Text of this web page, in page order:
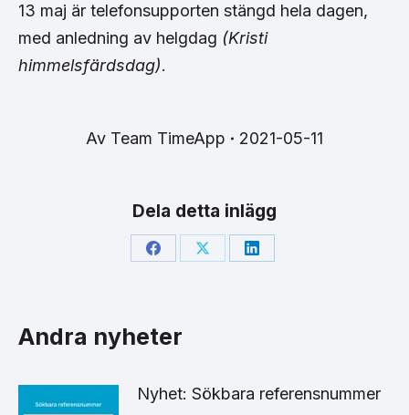
13 maj är telefonsupporten stängd hela dagen,
med anledning av helgdag (Kristi
himmelsfärdsdag).
Av Team TimeApp 2021-05-11
Dela detta inlägg
Share Share Share
Andra nyheter
Nyhet: Sökbara referensnummer